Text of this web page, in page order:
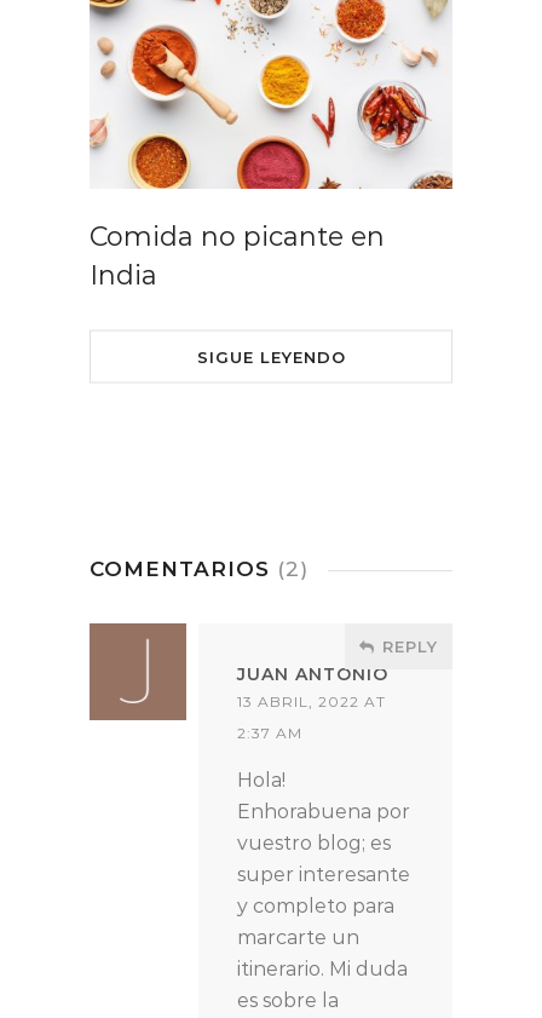
Comida no picante en
India
SIGUE LEYENDO
COMENTARIOS (2)
JUAN ANTONIO
13 ABRIL, 2022 AT
2:37 AM
REPLY
Hola!
Enhorabuena por
vuestro blog; es
super interesante
y completo para
marcarte un
itinerario. Mi duda
es sobre la